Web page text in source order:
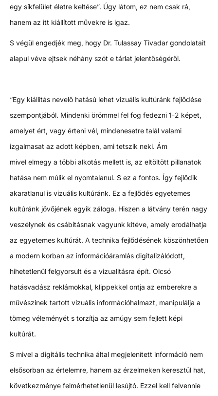
egy síkfelület életre keltése”. Úgy látom, ez nem csak rá,
hanem az itt kiállított művekre is igaz.
S végül engedjék meg, hogy Dr. Tulassay Tivadar gondolatait
alapul véve ejtsek néhány szót e tárlat jelentőségéről.
“Egy kiállitás nevelő hatású lehet vizuális kultúránk fejlődése
szempontjából. Mindenki örömmel fel fog fedezni 1-2 képet,
amelyet ért, vagy érteni vél, mindenesetre talál valami
izgalmasat az adott képben, ami tetszik neki. Ám
mivel elmegy a többi alkotás mellett is, az eltöltött pillanatok
hatása nem múlik el nyomtalanul. S ez a fontos. Így fejlődik
akaratlanul is vizuális kultúránk. Ez a fejlődés egyetemes
kultúránk jövőjének egyik záloga. Hiszen a látvány terén nagy
veszélynek és csábításnak vagyunk kitéve, amely erodálhatja
az egyetemes kultúrát. A technika fejlődésének köszönhetően
a modern korban az információáramlás digitalizálódott,
hihetetlenül felgyorsult és a vizualitásra épít. Olcsó
hatásvadász reklámokkal, klippekkel ontja az emberekre a
művészinek tartott vizuális információhalmazt, manipulálja a
tömeg véleményét s torzítja az amúgy sem fejlett képi
kultúrát.
S mivel a digitális technika által megjelenített információ nem
elsősorban az értelemre, hanem az érzelmeken keresztül hat,
következménye felmérhetetlenül lesújtó. Ezzel kell felvennie